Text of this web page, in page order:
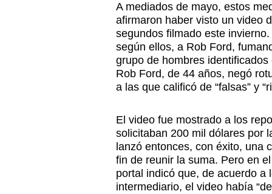
A mediados de mayo, estos
afirmaron haber visto un video
segundos filmado este
según ellos, a Rob Ford,
grupo de hombres
Rob Ford, de 44 años, negó
a las que calificó de “falsas” y
El video fue mostrado a los
solicitaban 200 mil dólares por
lanzó entonces, con éxito, una
fin de reunir la suma. Pero en
portal indicó que, de acuerdo a
intermediario, el video había